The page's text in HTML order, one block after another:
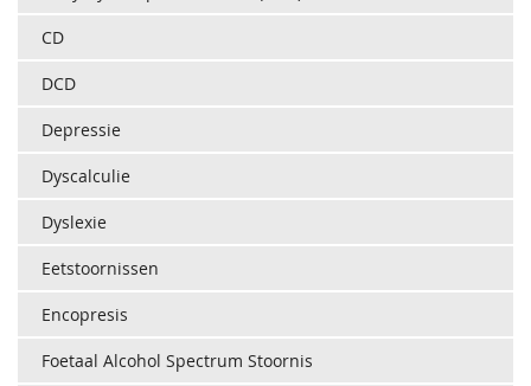
CD
DCD
Depressie
Dyscalculie
Dyslexie
Eetstoornissen
Encopresis
Foetaal Alcohol Spectrum Stoornis